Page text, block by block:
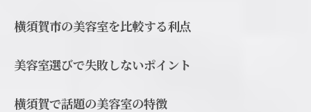
美容室でのトレンドヘアケア
久里浜台の美容室の魅力を探る
美容室での個別対応の重要性
横須賀市の美容室を比較する利点
美容室選びで失敗しないポイント
横須賀で話題の美容室の特徴